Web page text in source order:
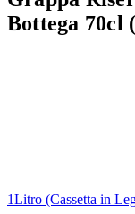
Bottega 70cl
1Litro (Cassetta in